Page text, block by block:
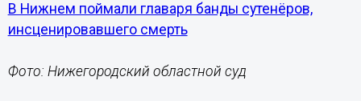
В Нижнем поймали главаря банды сутенёров,
инсценировавшего смерть
Фото: Нижегородский областной суд